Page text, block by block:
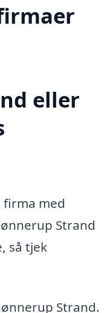
eller
med
Strand
så tjek
Strand.